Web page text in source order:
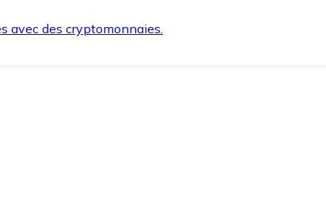
avec des cryptomonnaies.
et en toute sécurité.
lorsque vous en avez besoin.